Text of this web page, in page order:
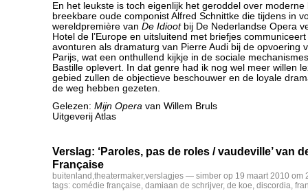
En het leukste is toch eigenlijk het geroddel over moderne
breekbare oude componist Alfred Schnittke die tijdens in
wereldpremière van De Idiootbij De Nederlandse Opera
Hotel de l’Europe en uitsluitend met briefjes communiceert
avonturen als dramaturg van Pierre Audi bij de opvoering
Parijs, wat een onthullend kijkje in de sociale
Bastille oplevert. In dat genre had ik nog wel meer willen
gebied zullen de objectieve beschouwer en de loyale
de weg hebben gezeten.
Gelezen: Mijn Opera van Willem Bruls
Uitgeverij Atlas
Verslag: ‘Paroles, pas de roles / vaudeville’ van
Française
buitenland ,theatermaker,verslagjes — simber op 19 maart 2010 om
tags: comédie française, damiaan de schrijver, de koe, discordia,